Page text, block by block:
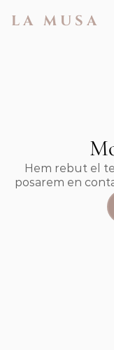
LA MUSA
Hem rebut el
posarem en